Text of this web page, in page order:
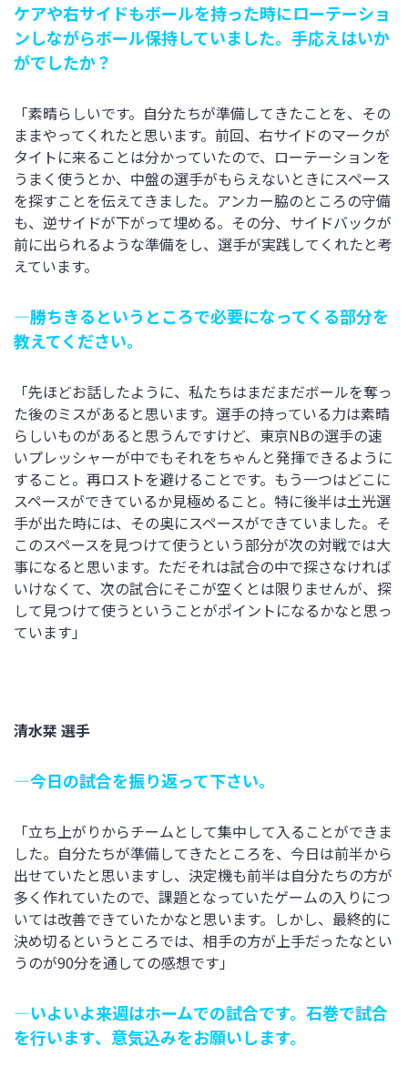
ケアや右サイドもボールを持った時にローテーショ
ンしながらボール保持していました。手応えはいか
がでしたか？
「素晴らしいです。自分たちが準備してきたことを、その
ままやってくれたと思います。前回、右サイドのマークが
タイトに来ることは分かっていたので、ローテーションを
うまく使うとか、中盤の選手がもらえないときにスペース
を探すことを伝えてきました。アンカー脇のところの守備
も、逆サイドが下がって埋める。その分、サイドバックが
前に出られるような準備をし、選手が実践してくれたと考
えています。
―勝ちきるというところで必要になってくる部分を
教えてください。
「先ほどお話したように、私たちはまだまだボールを奪っ
た後のミスがあると思います。選手の持っている力は素晴
らしいものがあると思うんですけど、東京NBの選手の速
いプレッシャーが中でもそれをちゃんと発揮できるように
すること。再ロストを避けることです。もう一つはどこに
スペースができているか見極めること。特に後半は土光選
手が出た時には、その奥にスペースができていました。そ
このスペースを見つけて使うという部分が次の対戦では大
事になると思います。ただそれは試合の中で探さなければ
いけなくて、次の試合にそこが空くとは限りませんが、探
して見つけて使うということがポイントになるかなと思っ
ています」
清水栞 選手
―今日の試合を振り返って下さい。
「立ち上がりからチームとして集中して入ることができま
した。自分たちが準備してきたところを、今日は前半から
出せていたと思いますし、決定機も前半は自分たちの方が
多く作れていたので、課題となっていたゲームの入りにつ
いては改善できていたかなと思います。しかし、最終的に
決め切るというところでは、相手の方が上手だったなとい
うのが90分を通しての感想です」
―いよいよ来週はホームでの試合です。石巻で試合
を行います、意気込みをお願いします。